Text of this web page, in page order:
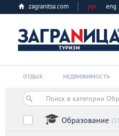
zagranitsa.com рус eng
ОТДЫХ НЕДВИЖИМОСТЬ
Образование